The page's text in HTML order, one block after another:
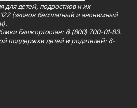
для детей, подростков и их
(звонок бесплатный и анонимный
Башкортостан: 8 (800) 700-01-83.
поддержки детей и родителей: 8-